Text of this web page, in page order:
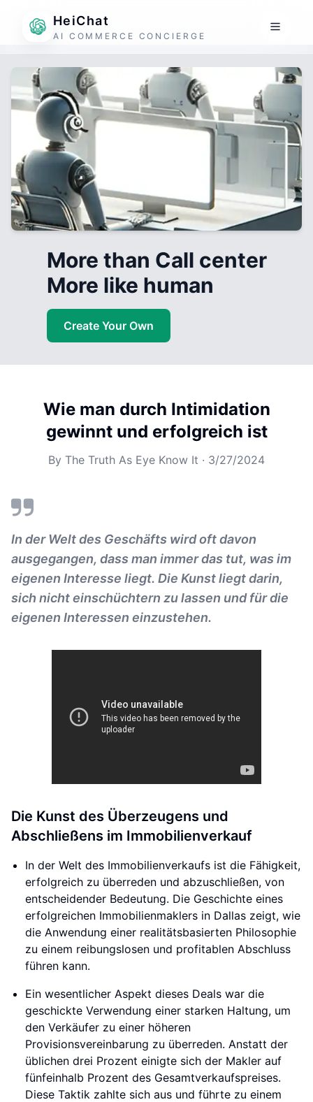
HeiChat
AI COMMERCE CONCIERGE
More than Call center
More like human
Create Your Own
Wie man durch Intimidation
gewinnt und erfolgreich ist
By The Truth As Eye Know It · 3/27/2024
In der Welt des Geschäfts wird oft davon
ausgegangen, dass man immer das tut, was im
eigenen Interesse liegt. Die Kunst liegt darin,
sich nicht einschüchtern zu lassen und für die
eigenen Interessen einzustehen.
Die Kunst des Überzeugens und
Abschließens im Immobilienverkauf
In der Welt des Immobilienverkaufs ist die Fähigkeit,
erfolgreich zu überreden und abzuschließen, von
entscheidender Bedeutung. Die Geschichte eines
erfolgreichen Immobilienmaklers in Dallas zeigt, wie
die Anwendung einer realitätsbasierten Philosophie
zu einem reibungslosen und profitablen Abschluss
führen kann.
Ein wesentlicher Aspekt dieses Deals war die
geschickte Verwendung einer starken Haltung, um
den Verkäufer zu einer höheren
Provisionsvereinbarung zu überreden. Anstatt der
üblichen drei Prozent einigte sich der Makler auf
fünfeinhalb Prozent des Gesamtverkaufspreises.
Diese Taktik zahlte sich aus und führte zu einem